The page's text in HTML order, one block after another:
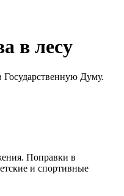
в лесу
Государственную Думу.
Поправки в
и спортивные